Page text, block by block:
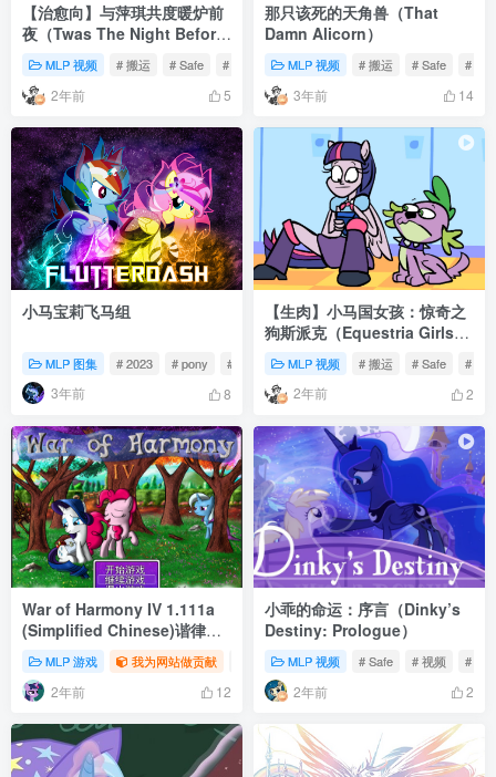
【治愈向】与萍琪共度暖炉前
夜（Twas The Night Before
Pinkie）
MLP 视频 # 搬运 # Safe # 视频
2年前 5
那只该死的天角兽（That
Damn Alicorn）
MLP 视频 # 搬运 # Safe # 动
3年前 14
小马宝莉飞马组
MLP 图集 # 2023 # pony # fluttershy
3年前 8
【生肉】小马国女孩：惊奇之
狗斯派克（Equestria Girls:
Spike The Marvel Dog）
MLP 视频 # 搬运 # Safe # 动
2年前 2
War of Harmony IV 1.111a
(Simplified Chinese)谐律战
争
MLP 游戏 我为网站做贡献 # PP
2年前 12
小乖的命运：序言（Dinky’s
Destiny: Prologue）
MLP 视频 # Safe # 视频 # 动
2年前 2